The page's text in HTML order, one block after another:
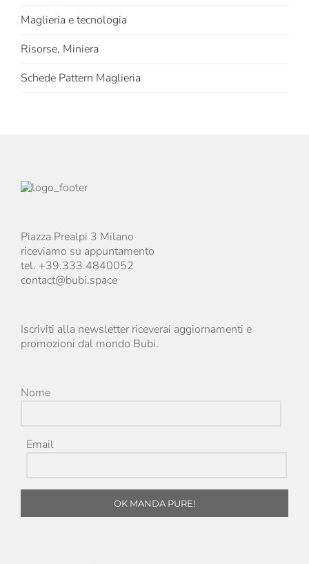
Maglieria e tecnologia
Risorse, Miniera
Schede Pattern Maglieria
Piazza Prealpi 3 Milano
riceviamo su appuntamento
tel. +39.333.4840052
contact@bubi.space
Iscriviti alla newsletter riceverai aggiornamenti e
promozioni dal mondo Bubi.
Nome
Email
OK MANDA PURE!